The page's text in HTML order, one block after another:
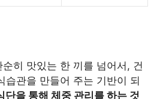
히 맛있는 한 끼를 넘어서, 건
습관을 만들어 주는 기반이 되
단을 통해 체중 관리를 하는 것